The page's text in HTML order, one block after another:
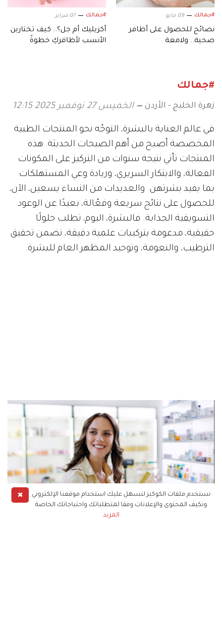
#جمالك 09 مايو
نصائح للحصول على أظافر
صحية.. ولامعة
#جمالك 07 فبراير
أكريليك أم جل؟.. كيف تختارين
الأنسب لأظافركِ خطوةً
#جمالك
زهرة الخليج - الأردن الخميس 27 نوفمبر 2025 12:15
في عالم العناية بالبشرة، التوجّه نحو المنتجات الطبية
المخصصة أصبح من أهم الصيحات الحديثة. هذه
المنتجات تأتي نتيجة سنوات من التركيز على المكونات
الفعالة، والابتكار السريري، وزيادة وعي المستهلكات
بما يفيد بشرتهن. والعديدات من النساء يسعين، الآن،
للحصول على نتائج سريعة وفعّالة، بعيدًا عن الوعود
التسويقية الجذابة. فالبشرة، اليوم، تطلب حلولًا
حقيقية، مدعومة بتركيبات علمية دقيقة، تضمن تحقيق
الترطيب، والنعومة، وتوحيد المظهر العام للبشرة.
✖
نستخدم ملفات الكوكيز لنسهل عليك استخدام موقعنا الإلكتروني
ونكيف المحتوى والإعلانات وفقا لمتطلباتك واحتياجاتك الخاصة
المزيد